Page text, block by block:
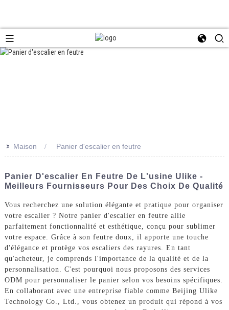
>> Maison Panier d'escalier en feutre
Panier D'escalier En Feutre De L'usine Ulike -
Meilleurs Fournisseurs Pour Des Choix De Qualité
Vous recherchez une solution élégante et pratique pour organiser
votre escalier ? Notre panier d'escalier en feutre allie
parfaitement fonctionnalité et esthétique, conçu pour sublimer
votre espace. Grâce à son feutre doux, il apporte une touche
d'élégance et protège vos escaliers des rayures. En tant
qu'acheteur, je comprends l'importance de la qualité et de la
personnalisation. C'est pourquoi nous proposons des services
ODM pour personnaliser le panier selon vos besoins spécifiques.
En collaborant avec une entreprise fiable comme Beijing Ulike
Technology Co., Ltd., vous obtenez un produit qui répond à vos